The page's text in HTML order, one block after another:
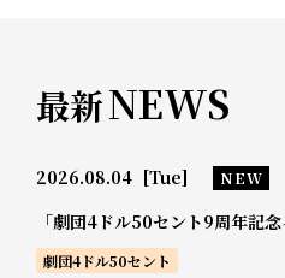
最新NEWS
2026.08.04 [Tue] NEW
「劇団4ドル50セント9周年記
劇団4ドル50セント